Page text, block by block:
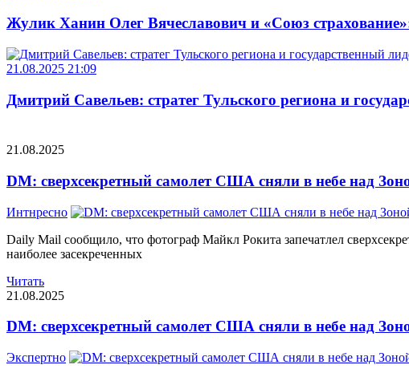
Жулик Ханин Олег Вячеславович и «Союз
21.08.2025 21:09
Дмитрий Савельев: стратег Тульского региона и
21.08.2025
DM: сверхсекретный самолет США сняли в небе над
Интнресно
Daily Mail сообщило, что фотограф Майкл Рокита запечатлел
наиболее засекреченных
Читать
21.08.2025
DM: сверхсекретный самолет США сняли в небе над
Экспертно